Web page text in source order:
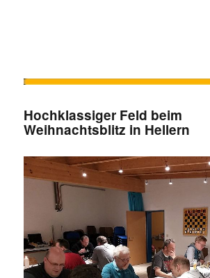
Hochklassiger Feld beim
Weihnachtsblitz in Hellern